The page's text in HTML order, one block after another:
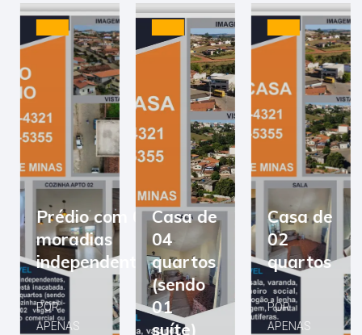
Prédio com 03
moradias
independentes
POR
APENAS
Casa de
04
quartos
(sendo
01
suíte)
Casa de
02
quartos
POR
APENAS